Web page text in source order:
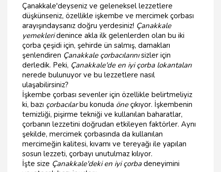
Çanakkale'deyseniz ve geleneksel lezzetlere
düşkünseniz, özellikle işkembe ve mercimek çorbası
arayışındaysanız doğru yerdesiniz! Çanakkale
yemekleridenince akla ilk gelenlerden olan bu iki
çorba çeşidi için, şehirde ün salmış, damakları
şenlendiren Çanakkale çorbacılarınısizler için
derledik. Peki, Çanakkale'de en iyi çorba lokantaları
nerede bulunuyor ve bu lezzetlere nasıl
ulaşabilirsiniz?
İşkembe çorbası sevenler için özellikle belirtmeliyiz
ki, bazı çorbacılarbu konuda öneçıkıyor. İşkembenin
temizliği, pişirme tekniği ve kullanılan baharatlar,
çorbanın lezzetini doğrudan etkileyen faktörler. Aynı
şekilde, mercimek çorbasında da kullanılan
mercimeğin kalitesi, kıvamı ve tereyağı ile yapılan
sosun lezzeti, çorbayı unutulmaz kılıyor.
İşte size Çanakkale'deki en iyi çorbadeneyimini